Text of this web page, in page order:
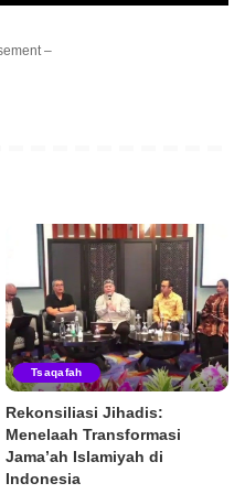
–
Tsaqafah
Rekonsiliasi Jihadis:
Menelaah Transformasi
Jama’ah Islamiyah di
Indonesia